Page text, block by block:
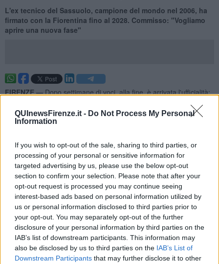
QUInewsFirenze.it - Do Not Process My Personal
Information
If you wish to opt-out of the sale, sharing to third parties, or
processing of your personal or sensitive information for
targeted advertising by us, please use the below opt-out
section to confirm your selection. Please note that after your
opt-out request is processed you may continue seeing
interest-based ads based on personal information utilized by
us or personal information disclosed to third parties prior to
your opt-out. You may separately opt-out of the further
disclosure of your personal information by third parties on the
IAB’s list of downstream participants. This information may
also be disclosed by us to third parties on the IAB’s List of
Downstream Participants that may further disclose it to other
L'ex tecnico del Sassuolo, campione del mondo nel 2006, ha
firmato con la Fiorentina fino al 2028. Commisso: "Vogliamo
aprire una nuova fase"
FIRENZE —Dopo settimane di voci, alla fine, è arrivata l'ufficialità:
Grosso, che ha lasciato il Sassuolo dopo una stagione più che
positiva in Serie A. Per lui un contratto fino al 30 Giugno 2028.
nazionale nel 2006: suo il gol decisivo contro la Germania, nelle
semifinali dei campionati del mondo, e il rigore che ha portato la
coppa in Italia nella sfida finale contro la Francia. In carriera, tra le
altre, ha indossato le maglie diPalermo,Inter,LioneeJuventus
Chiuso con il calcio giocato, Grosso ha intrapreso la carriera da
allenatore nel 2013 nelsettore giovanile della Juventus. Il
debutto alla guida di una prima squadra risale al 2017, sulla
panchina del Bari in Serie B. Nel corso della sua carriera, ha
allenato anche l'Olympique Lione, il Frosinone e il Sassuolo,